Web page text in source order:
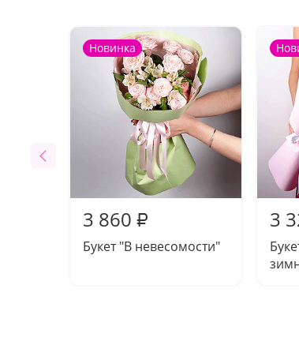
Новинка
3 860 ₽
Букет "В невесомости"
3